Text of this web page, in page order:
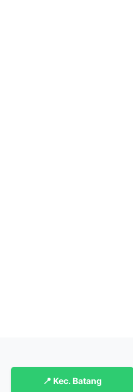
📍 Kec. Batang